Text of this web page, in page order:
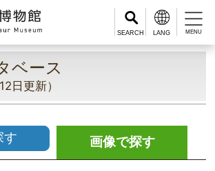
MENU
ベース
日更新）
す 画像で探す